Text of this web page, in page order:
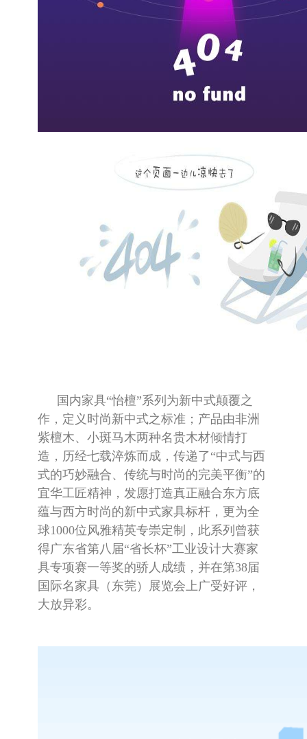
国内家具“怡檀”系列为新中式颠覆之
作，定义时尚新中式之标准；产品由非洲
紫檀木、小斑马木两种名贵木材倾情打
造，历经七载淬炼而成，传递了“中式与西
式的巧妙融合、传统与时尚的完美平衡”的
宜华工匠精神，发愿打造真正融合东方底
蕴与西方时尚的新中式家具标杆，更为全
球1000位风雅精英专崇定制，此系列曾获
得广东省第八届“省长杯”工业设计大赛家
具专项赛一等奖的骄人成绩，并在第38届
国际名家具（东莞）展览会上广受好评，
大放异彩。